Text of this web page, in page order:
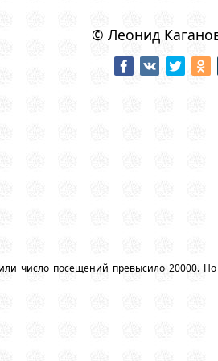
© Леонид
число посещений превысило 20000. Но